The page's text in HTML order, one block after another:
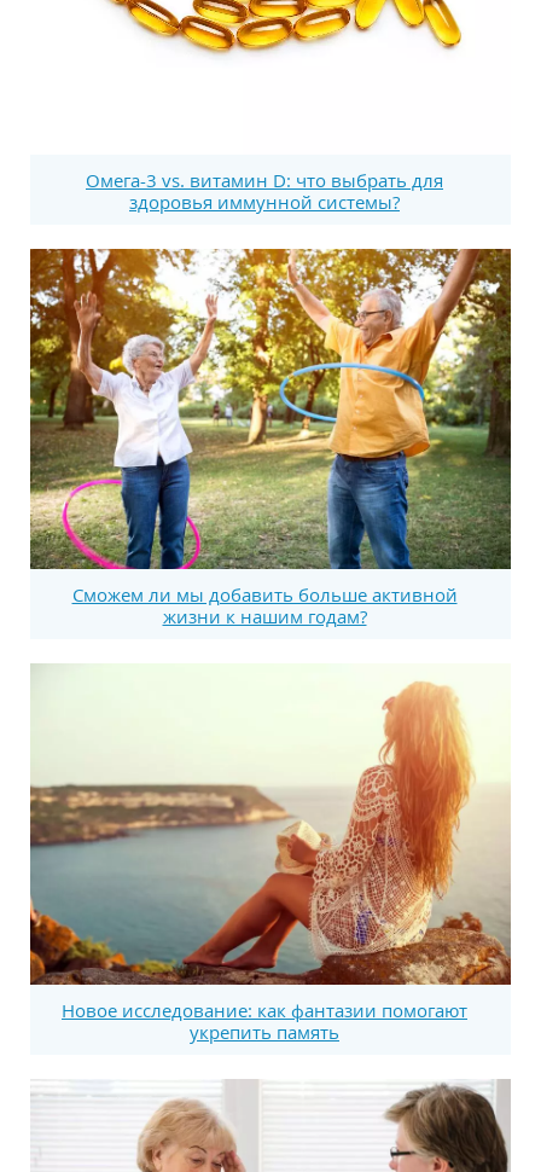
Омега-3 vs. витамин D: что выбрать для
здоровья иммунной системы?
Сможем ли мы добавить больше активной
жизни к нашим годам?
Новое исследование: как фантазии помогают
укрепить память